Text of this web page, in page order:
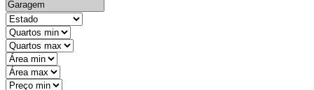
state
mintypo
maxtypo
minarea
maxarea
minprice